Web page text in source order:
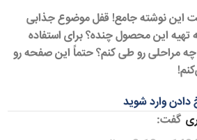
این نوشته جامع! قفل موضوع جذابی
تهیه این محصول چنده؟ برای استفاده
مراحلی رو طی کنم؟ حتماً این صفحه رو
دادن وارد شوید
گفت: